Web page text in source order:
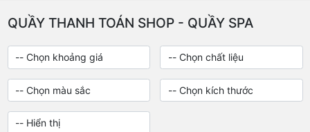
QUẦY THANH TOÁN SHOP - QUẦY SPA